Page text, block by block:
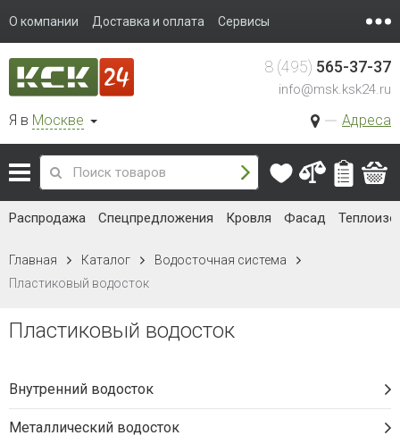
О компании Доставка и оплата Сервисы
Я в Москве Адреса
8 (495) 565-37-37
info@msk.ksk24.ru
Распродажа Спецпредложения Кровля Фасад
Главная Каталог
Водосточная система
Пластиковый водосток
Пластиковый водосток
Внутренний водосток
Металлический водосток